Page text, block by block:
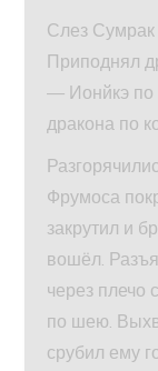
Слез Сумрак
Приподнял
— Ионйкэ по
дракона по
Фрумоса
закрутил и
вошёл.
через плечо
по шею.
срубил ему